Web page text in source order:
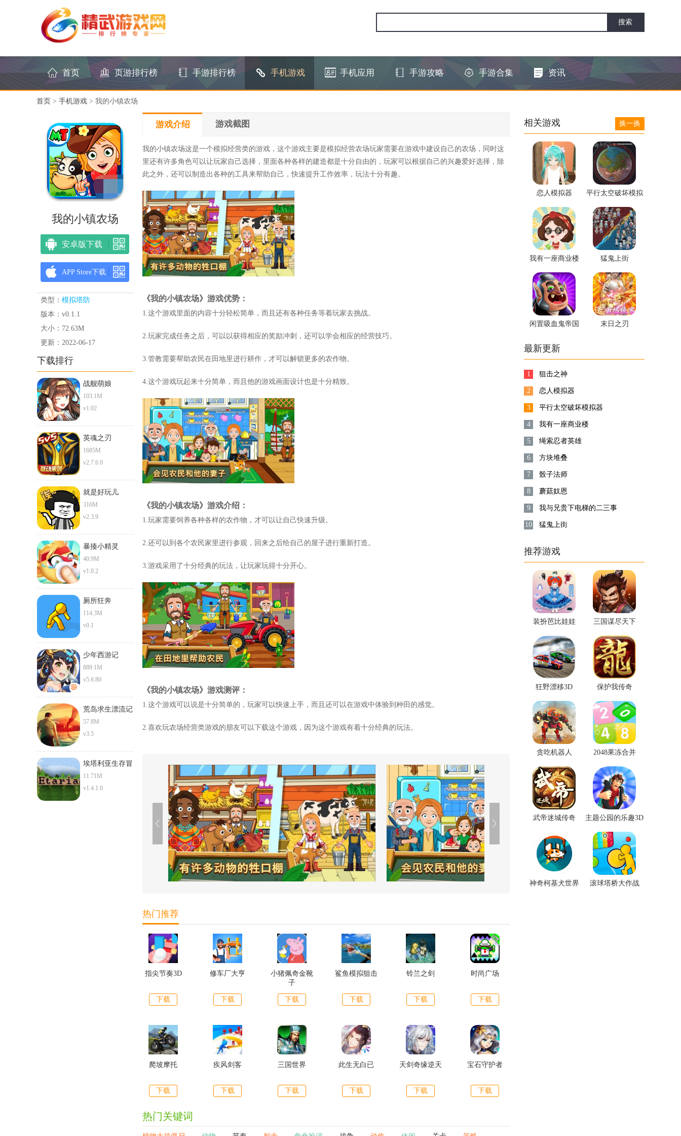
首页 页游排行榜 手游排行榜 手机游戏 手机应用 手游攻略 手游合集 资讯
首页 > 手机游戏 > 我的小镇农场
我的小镇农场
安卓版下载
APP Store下载
类型： 模拟塔防
版本：v0.1.1
大小：72.63M
更新：2022-06-17
下载排行
战舰萌娘
103.1M
v1.02
英魂之刃
1685M
v2.7.6.0
就是好玩儿
316M
v2.3.9
暴揍小精灵
40.9M
v1.0.2
厕所狂奔
114.3M
v0.1
少年西游记
889.1M
v5.6.80
荒岛求生漂流记
57.8M
v3.5
埃塔利亚生存冒
险
11.71M
v1.4.1.0
游戏介绍 游戏截图
我的小镇农场这是一个模拟经营类的游戏，这个游戏主要是模拟经营农场玩家需要在游戏中建设自己的农场，同时这
里还有许多角色可以让玩家自己选择，里面各种各样的建造都是十分自由的，玩家可以根据自己的兴趣爱好选择，除
此之外，还可以制造出各种的工具来帮助自己，快速提升工作效率，玩法十分有趣。
《我的小镇农场》游戏优势：
1.这个游戏里面的内容十分轻松简单，而且还有各种任务等着玩家去挑战。
2.玩家完成任务之后，可以以获得相应的奖励冲刺，还可以学会相应的经营技巧。
3.管教需要帮助农民在田地里进行耕作，才可以解锁更多的农作物。
4.这个游戏玩起来十分简单，而且他的游戏画面设计也是十分精致。
《我的小镇农场》游戏介绍：
1.玩家需要饲养各种各样的农作物，才可以让自己快速升级。
2.还可以到各个农民家里进行参观，回来之后给自己的屋子进行重新打造。
3.游戏采用了十分经典的玩法，让玩家玩得十分开心。
《我的小镇农场》游戏测评：
1.这个游戏可以说是十分简单的，玩家可以快速上手，而且还可以在游戏中体验到种田的感觉。
2.喜欢玩农场经营类游戏的朋友可以下载这个游戏，因为这个游戏有着十分经典的玩法。
热门推荐
指尖节奏3D
下载
修车厂大亨
下载
小猪佩奇金靴
子
下载
鲨鱼模拟狙击
下载
铃兰之剑
下载
时尚广场
下载
爬坡摩托
下载
疾风剑客
下载
三国世界
下载
此生无白已
下载
天剑奇缘逆天
下载
宝石守护者
下载
热门关键词
相关游戏 换一换
恋人模拟器
平行太空破坏模拟
器
我有一座商业楼 猛鬼上街
闲置吸血鬼帝国 末日之刃
最新更新
1 狙击之神
2 恋人模拟器
3 平行太空破坏模拟器
4 我有一座商业楼
5 绳索忍者英雄
6 方块堆叠
7 骰子法师
8 蘑菇奴恩
9 我与兄贵下电梯的二三事
10 猛鬼上街
推荐游戏
装扮芭比娃娃 三国谋尽天下
狂野漂移3D 保护我传奇
贪吃机器人 2048果冻合并
武帝迷城传奇 主题公园的乐趣3D
神奇柯基犬世界 滚球塔桥大作战